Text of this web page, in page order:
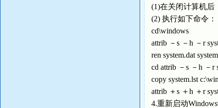
(1)在关闭计算机后
(2) 执行如下命令：
cd\windows
attrib －s －h －r
ren system.dat
cd attrib －s －h －
copy system.lst
attrib ＋s ＋h ＋r
4.重新启动